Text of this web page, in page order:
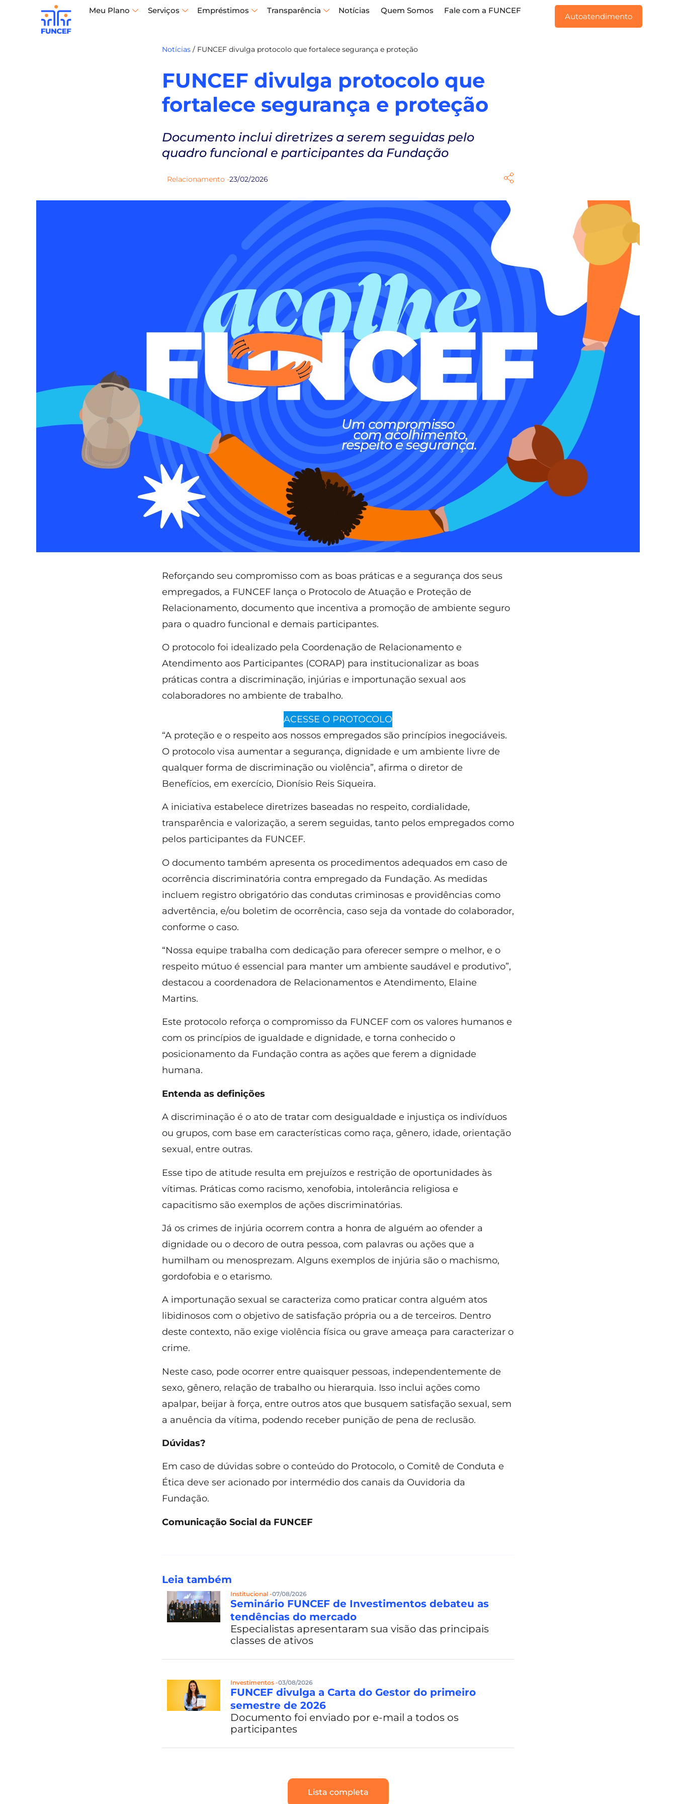
Meu Plano Serviços Empréstimos Transparência Notícias Quem Somos Fale com a FUNCEF
Autoatendimento
Notícias / FUNCEF divulga protocolo que fortalece segurança e proteção
FUNCEF divulga protocolo que
fortalece segurança e proteção
Documento inclui diretrizes a serem seguidas pelo
quadro funcional e participantes da Fundação
Relacionamento -23/02/2026
Reforçando seu compromisso com as boas práticas e a segurança dos seus
empregados, a FUNCEF lança o Protocolo de Atuação e Proteção de
Relacionamento, documento que incentiva a promoção de ambiente seguro
para o quadro funcional e demais participantes.
O protocolo foi idealizado pela Coordenação de Relacionamento e
Atendimento aos Participantes (CORAP) para institucionalizar as boas
práticas contra a discriminação, injúrias e importunação sexual aos
colaboradores no ambiente de trabalho.
ACESSE O PROTOCOLO
“A proteção e o respeito aos nossos empregados são princípios inegociáveis.
O protocolo visa aumentar a segurança, dignidade e um ambiente livre de
qualquer forma de discriminação ou violência”, afirma o diretor de
Benefícios, em exercício, Dionísio Reis Siqueira.
A iniciativa estabelece diretrizes baseadas no respeito, cordialidade,
transparência e valorização, a serem seguidas, tanto pelos empregados como
pelos participantes da FUNCEF.
O documento também apresenta os procedimentos adequados em caso de
ocorrência discriminatória contra empregado da Fundação. As medidas
incluem registro obrigatório das condutas criminosas e providências como
advertência, e/ou boletim de ocorrência, caso seja da vontade do colaborador,
conforme o caso.
“Nossa equipe trabalha com dedicação para oferecer sempre o melhor, e o
respeito mútuo é essencial para manter um ambiente saudável e produtivo”,
destacou a coordenadora de Relacionamentos e Atendimento, Elaine
Martins.
Este protocolo reforça o compromisso da FUNCEF com os valores humanos e
com os princípios de igualdade e dignidade, e torna conhecido o
posicionamento da Fundação contra as ações que ferem a dignidade
humana.
Entenda as definições
A discriminação é o ato de tratar com desigualdade e injustiça os indivíduos
ou grupos, com base em características como raça, gênero, idade, orientação
sexual, entre outras.
Esse tipo de atitude resulta em prejuízos e restrição de oportunidades às
vítimas. Práticas como racismo, xenofobia, intolerância religiosa e
capacitismo são exemplos de ações discriminatórias.
Já os crimes de injúria ocorrem contra a honra de alguém ao ofender a
dignidade ou o decoro de outra pessoa, com palavras ou ações que a
humilham ou menosprezam. Alguns exemplos de injúria são o machismo,
gordofobia e o etarismo.
A importunação sexual se caracteriza como praticar contra alguém atos
libidinosos com o objetivo de satisfação própria ou a de terceiros. Dentro
deste contexto, não exige violência física ou grave ameaça para caracterizar o
crime.
Neste caso, pode ocorrer entre quaisquer pessoas, independentemente de
sexo, gênero, relação de trabalho ou hierarquia. Isso inclui ações como
apalpar, beijar à força, entre outros atos que busquem satisfação sexual, sem
a anuência da vítima, podendo receber punição de pena de reclusão.
Dúvidas?
Em caso de dúvidas sobre o conteúdo do Protocolo, o Comitê de Conduta e
Ética deve ser acionado por intermédio dos canais da Ouvidoria da
Fundação.
Comunicação Social da FUNCEF
Leia também
Institucional -07/08/2026
Seminário FUNCEF de Investimentos debateu as
tendências do mercado
Especialistas apresentaram sua visão das principais
classes de ativos
Investimentos -03/08/2026
FUNCEF divulga a Carta do Gestor do primeiro
semestre de 2026
Documento foi enviado por e-mail a todos os
participantes
Lista completa